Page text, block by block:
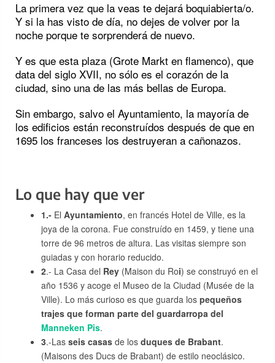
La primera vez que la veas te dejará boquiabierta/o.
Y si la has visto de día, no dejes de volver por la
noche porque te sorprenderá de nuevo.
Y es que esta plaza (Grote Markt en flamenco), que
data del siglo XVII, no sólo es el corazón de la
ciudad, sino una de las más bellas de Europa.
Sin embargo, salvo el Ayuntamiento, la mayoría de
los edificios están reconstruídos después de que en
1695 los franceses los destruyeran a cañonazos.
Lo que hay que ver
1.- El Ayuntamiento, en francés Hotel de Ville, es la
joya de la corona. Fue construído en 1459, y tiene una
torre de 96 metros de altura. Las visitas siempre son
guiadas y con horario reducido.
2.- La Casa del Rey (Maison du Roi) se construyó en el
año 1536 y acoge el Museo de la Ciudad (Musée de la
Ville). Lo más curioso es que guarda los pequeños
trajes que forman parte del guardarropa del
Manneken Pis.
3.-Las seis casas de los duques de Brabant.
(Maisons des Ducs de Brabant) de estilo neoclásico.